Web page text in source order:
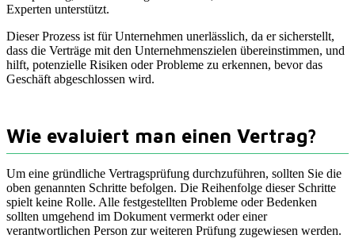
Experten unterstützt.
Dieser Prozess ist für Unternehmen unerlässlich, da er sicherstellt,
dass die Verträge mit den Unternehmenszielen übereinstimmen, und
hilft, potenzielle Risiken oder Probleme zu erkennen, bevor das
Geschäft abgeschlossen wird.
Wie evaluiert man einen Vertrag?
Um eine gründliche Vertragsprüfung durchzuführen, sollten Sie die
oben genannten Schritte befolgen. Die Reihenfolge dieser Schritte
spielt keine Rolle. Alle festgestellten Probleme oder Bedenken
sollten umgehend im Dokument vermerkt oder einer
verantwortlichen Person zur weiteren Prüfung zugewiesen werden.